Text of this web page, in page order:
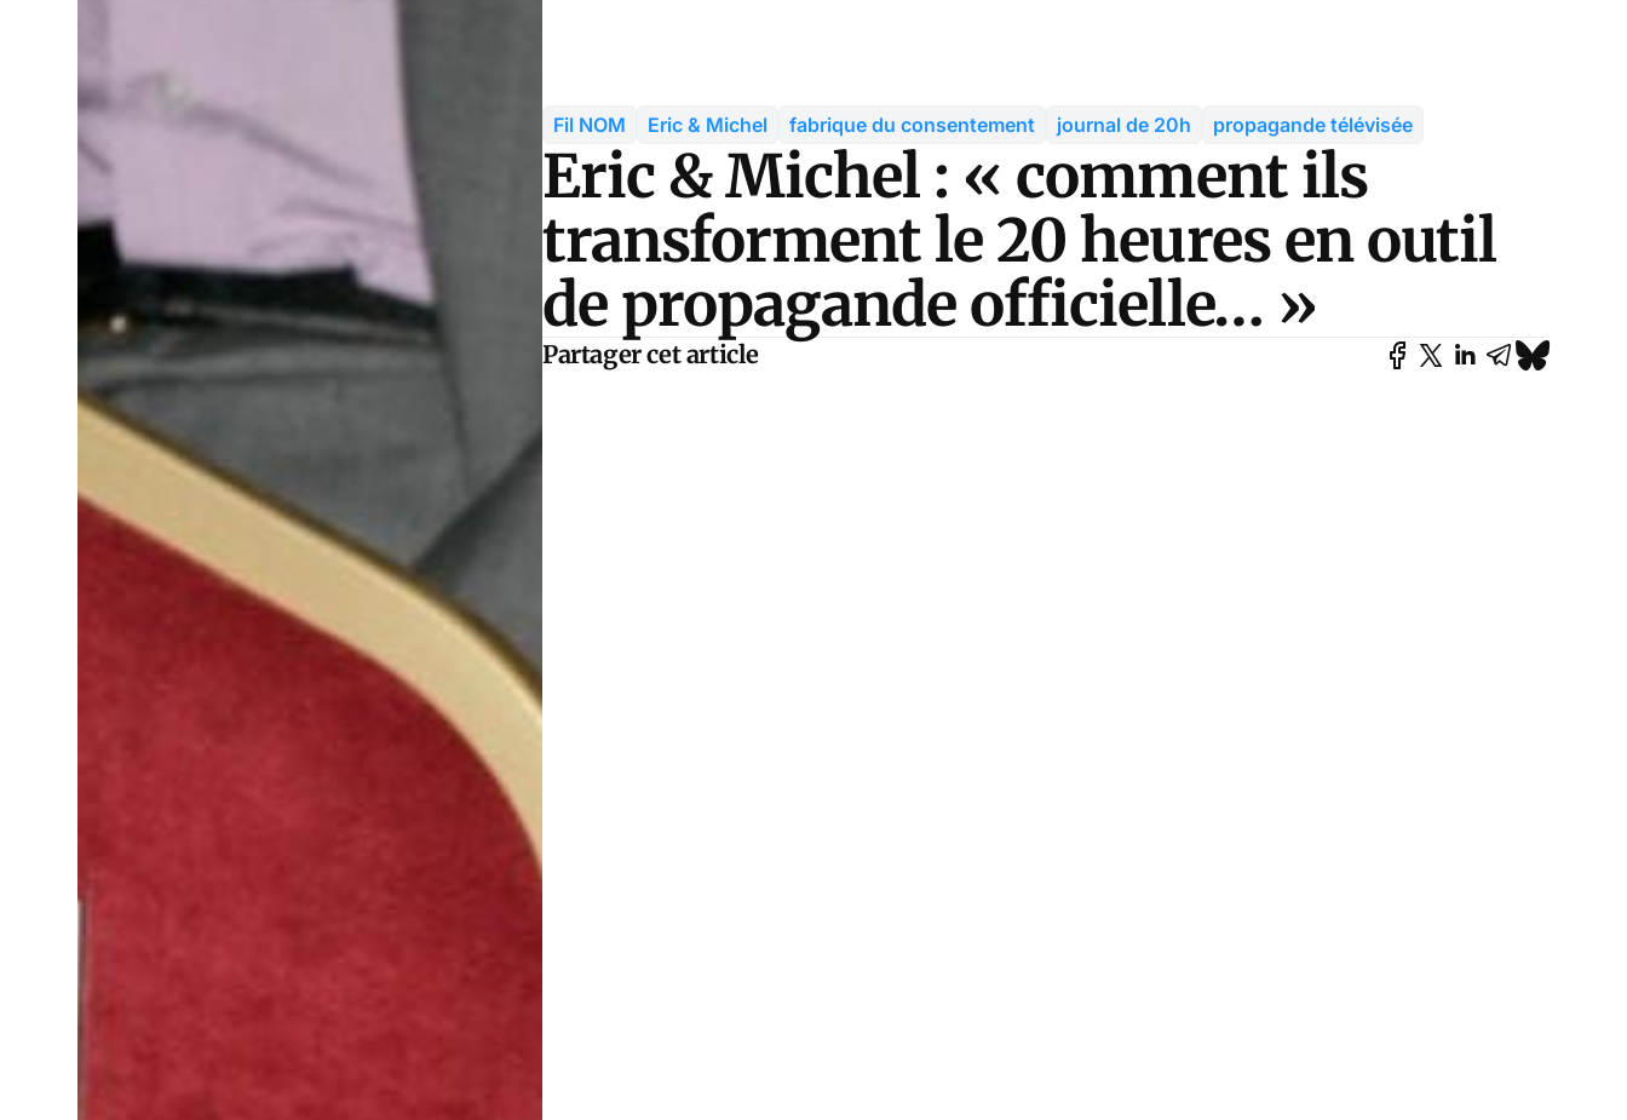
Fil NOM Eric & Michel fabrique du consentement journal de 20h propagande télévisée
Eric & Michel : « comment ils
transforment le 20 heures en outil
de propagande officielle… »
Partager cet article